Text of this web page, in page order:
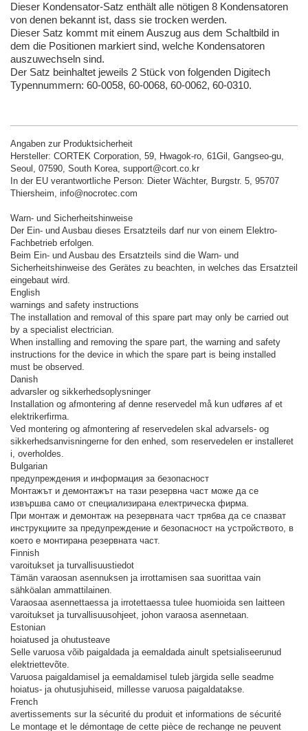
Dieser Kondensator-Satz enthält alle nötigen 8 Kondensatoren
von denen bekannt ist, dass sie trocken werden.
Dieser Satz kommt mit einem Auszug aus dem Schaltbild in
dem die Positionen markiert sind, welche Kondensatoren
auszuwechseln sind.
Der Satz beinhaltet jeweils 2 Stück von folgenden Digitech
Typennummern: 60-0058, 60-0068, 60-0062, 60-0310.
Angaben zur Produktsicherheit
Hersteller: CORTEK Corporation, 59, Hwagok-ro, 61Gil, Gangseo-gu,
Seoul, 07590, South Korea, support@cort.co.kr
In der EU verantwortliche Person: Dieter Wächter, Burgstr. 5, 95707
Thiersheim, info@nocrotec.com
Warn- und Sicherheitshinweise
Der Ein- und Ausbau dieses Ersatzteils darf nur von einem Elektro-
Fachbetrieb erfolgen.
Beim Ein- und Ausbau des Ersatzteils sind die Warn- und
Sicherheitshinweise des Gerätes zu beachten, in welches das Ersatzteil
eingebaut wird.
English
warnings and safety instructions
The installation and removal of this spare part may only be carried out
by a specialist electrician.
When installing and removing the spare part, the warning and safety
instructions for the device in which the spare part is being installed
must be observed.
Danish
advarsler og sikkerhedsoplysninger
Installation og afmontering af denne reservedel må kun udføres af et
elektrikerfirma.
Ved montering og afmontering af reservedelen skal advarsels- og
sikkerhedsanvisningerne for den enhed, som reservedelen er installeret
i, overholdes.
Bulgarian
предупреждения и информация за безопасност
Монтажът и демонтажът на тази резервна част може да се
извършва само от специализирана електрическа фирма.
При монтаж и демонтаж на резервната част трябва да се спазват
инструкциите за предупреждение и безопасност на устройството, в
което е монтирана резервната част.
Finnish
varoitukset ja turvallisuustiedot
Tämän varaosan asennuksen ja irrottamisen saa suorittaa vain
sähköalan ammattilainen.
Varaosaa asennettaessa ja irrotettaessa tulee huomioida sen laitteen
varoitukset ja turvallisuusohjeet, johon varaosa asennetaan.
Estonian
hoiatused ja ohutusteave
Selle varuosa võib paigaldada ja eemaldada ainult spetsialiseerunud
elektriettevõte.
Varuosa paigaldamisel ja eemaldamisel tuleb järgida selle seadme
hoiatus- ja ohutusjuhiseid, millesse varuosa paigaldatakse.
French
avertissements sur la sécurité du produit et informations de sécurité
Le montage et le démontage de cette pièce de rechange ne peuvent